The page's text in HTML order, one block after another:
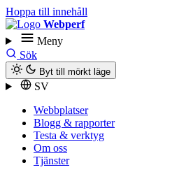
Hoppa till innehåll
Webperf
Meny
Sök
Byt till mörkt läge
SV
Webbplatser
Blogg & rapporter
Testa & verktyg
Om oss
Tjänster